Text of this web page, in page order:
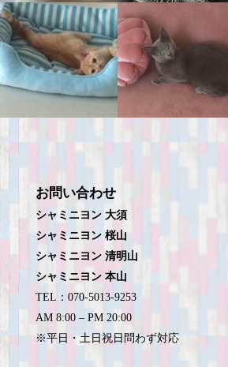
お問い合わせ
シャミニヨン 大須
シャミニヨン 桜山
シャミニヨン 清明山
シャミニヨン 本山
TEL：070-5013-9253
AM 8:00 – PM 20:00
※平日・土日祝日問わず対応